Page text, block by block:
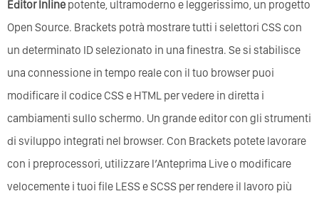
Editor Inline potente, ultramoderno e leggerissimo, un progetto
Open Source. Brackets potrà mostrare tutti i selettori CSS con
un determinato ID selezionato in una finestra. Se si stabilisce
una connessione in tempo reale con il tuo browser puoi
modificare il codice CSS e HTML per vedere in diretta i
cambiamenti sullo schermo. Un grande editor con gli strumenti
di sviluppo integrati nel browser. Con Brackets potete lavorare
con i preprocessori, utilizzare l’Anteprima Live o modificare
velocemente i tuoi file LESS e SCSS per rendere il lavoro più